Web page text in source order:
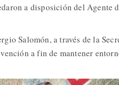
a disposición del Agente
Salomón, a través de la
a fin de mantener